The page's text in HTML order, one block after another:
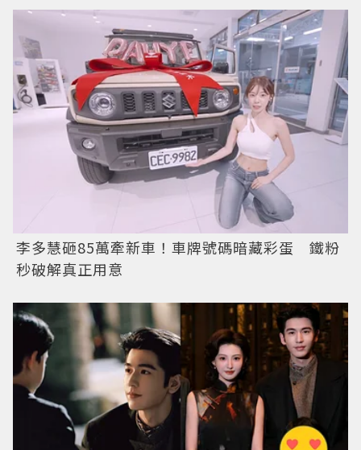
李多慧砸85萬牽新車！車牌號碼暗藏彩蛋 鐵粉
秒破解真正用意